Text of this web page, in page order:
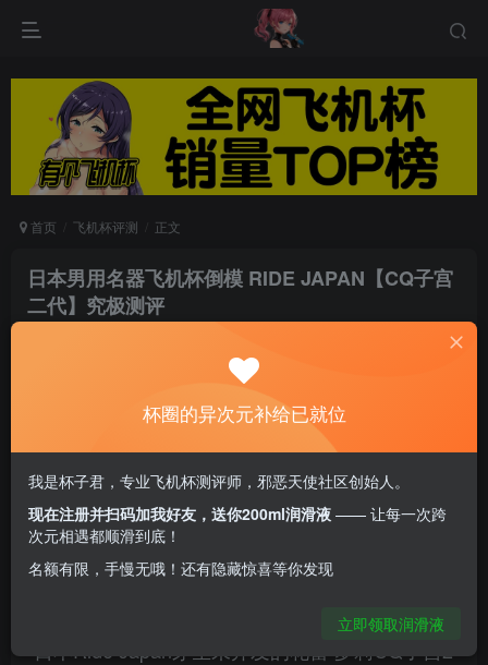
首页 飞机杯评测 正文
日本男用名器飞机杯倒模 RIDE JAPAN【CQ子宫
二代】究极测评
大家好，我是三儿。今天的评价是我个人非常喜欢
的男性日本情趣用品牌【RIDE JAPAN】，这个品
牌的画家艺术家很好，然后产品就有特色了。今天
要介绍的是
“日本Ride Japan芽生未开发的花蕾 萝莉CQ子宫2
杯圈的异次元补给已就位
我是杯子君，专业飞机杯测评师，邪恶天使社区创始人。
现在注册并扫码加我好友，送你200ml润滑液 —— 让每一次跨
次元相遇都顺滑到底！
名额有限，手慢无哦！还有隐藏惊喜等你发现
立即领取润滑液